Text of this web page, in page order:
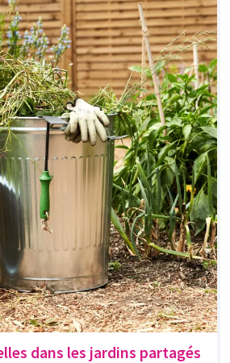
dans les jardins partagés